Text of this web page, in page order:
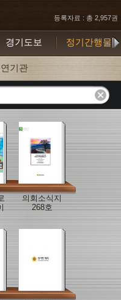
등록자료 : 총 2,957권
경기도보 정기간행물
기관
의회소식지
268호